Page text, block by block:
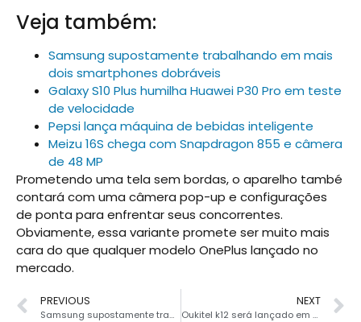
Veja também:
Samsung supostamente trabalhando em mais
dois smartphones dobráveis
Galaxy S10 Plus humilha Huawei P30 Pro em teste
de velocidade
Pepsi lança máquina de bebidas inteligente
Meizu 16S chega com Snapdragon 855 e câmera
de 48 MP
Prometendo uma tela sem bordas, o aparelho també
contará com uma câmera pop-up e configurações
de ponta para enfrentar seus concorrentes.
Obviamente, essa variante promete ser muito mais
cara do que qualquer modelo OnePlus lançado no
mercado.
PREVIOUS
Samsung supostamente trabalhando em mais dois smartphones dobráveis
NEXT
Oukitel k12 será lançado em breve com bateria de 10.000mAh